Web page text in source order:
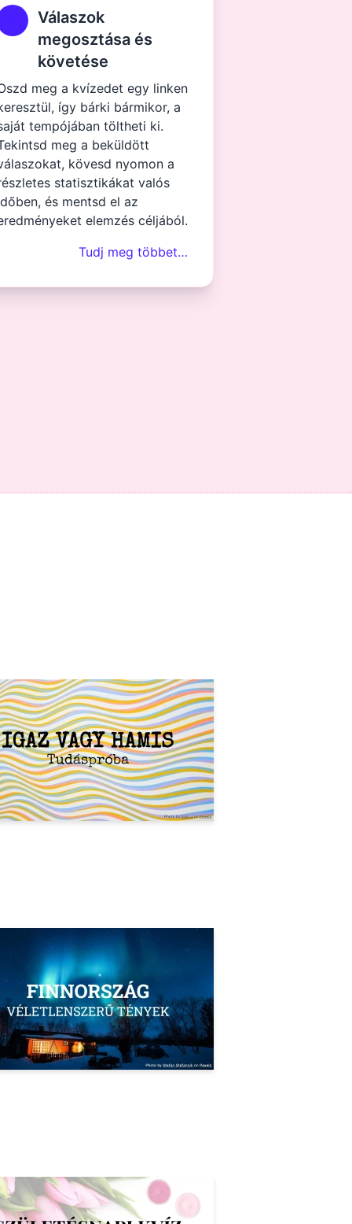
Válaszok
megosztása és
követése
meg a kvízedet egy linken
így bárki bármikor, a
tempójában töltheti ki.
meg a beküldött
kövesd nyomon a
statisztikákat valós
és mentsd el az
elemzés céljából.
Tudj meg többet…